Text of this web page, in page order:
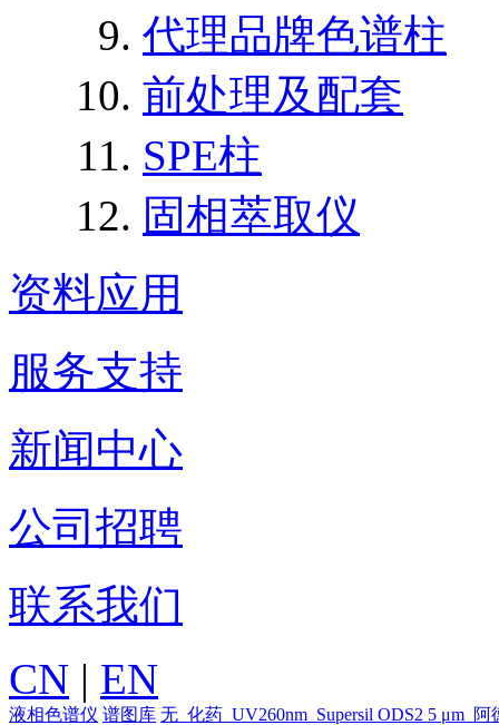
代理品牌色谱柱
前处理及配套
SPE柱
固相萃取仪
资料应用
服务支持
新闻中心
公司招聘
联系我们
CN | EN
液相色谱仪 谱图库 无_化药_UV260nm_Supersil ODS2 5 μm_